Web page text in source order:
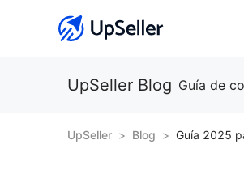
UpSeller Blog Guía de
UpSeller Blog Guía 2025